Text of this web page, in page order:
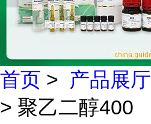
首页 > 产品展厅
> 聚乙二醇400